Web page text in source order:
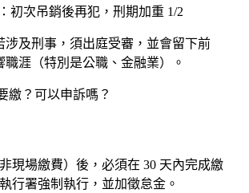
：初次吊銷後再犯，刑期加重 1/2
涉及刑事，須出庭受審，並會留下前
職涯（特別是公職、金融業）。
繳？可以申訴嗎？
現場繳費）後，必須在 30 天內完成繳
行署強制執行，並加徵怠金。